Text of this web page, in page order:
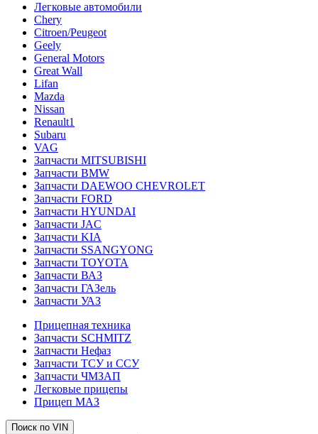
Легковые автомобили
Chery
Citroen/Peugeot
Geely
General Motors
Great Wall
Lifan
Mazda
Nissan
Renault1
Subaru
VAG
Запчасти MITSUBISHI
Запчасти BMW
Запчасти DAEWOO CHEVROLET
Запчасти FORD
Запчасти HYUNDAI
Запчасти JAC
Запчасти KIA
Запчасти SSANGYONG
Запчасти TOYOTA
Запчасти ВАЗ
Запчасти ГАЗель
Запчасти УАЗ
Прицепная техника
Запчасти SCHMITZ
Запчасти Нефаз
Запчасти ТСУ и ССУ
Запчасти ЧМЗАП
Легковые прицепы
Прицеп МАЗ
Поиск по VIN